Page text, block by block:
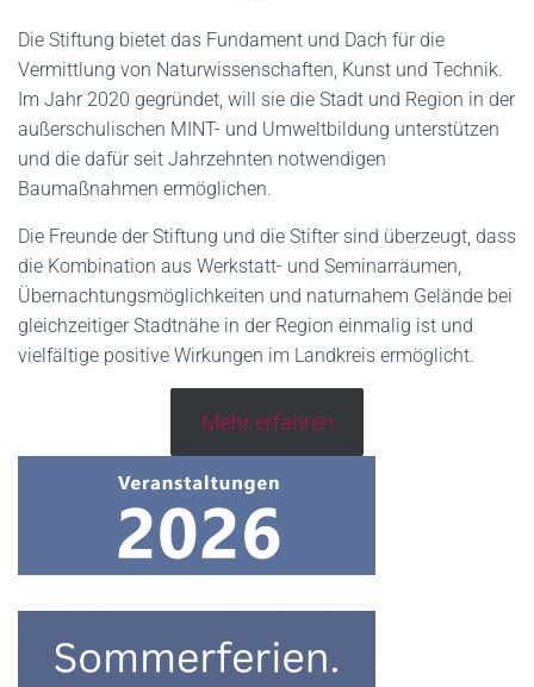
Die Stiftung bietet das Fundament und Dach für die
Vermittlung von Naturwissenschaften, Kunst und Technik.
Im Jahr 2020 gegründet, will sie die Stadt und Region in der
außerschulischen MINT- und Umweltbildung unterstützen
und die dafür seit Jahrzehnten notwendigen
Baumaßnahmen ermöglichen.
Die Freunde der Stiftung und die Stifter sind überzeugt, dass
die Kombination aus Werkstatt- und Seminarräumen,
Übernachtungsmöglichkeiten und naturnahem Gelände bei
gleichzeitiger Stadtnähe in der Region einmalig ist und
vielfältige positive Wirkungen im Landkreis ermöglicht.
Mehr erfahren